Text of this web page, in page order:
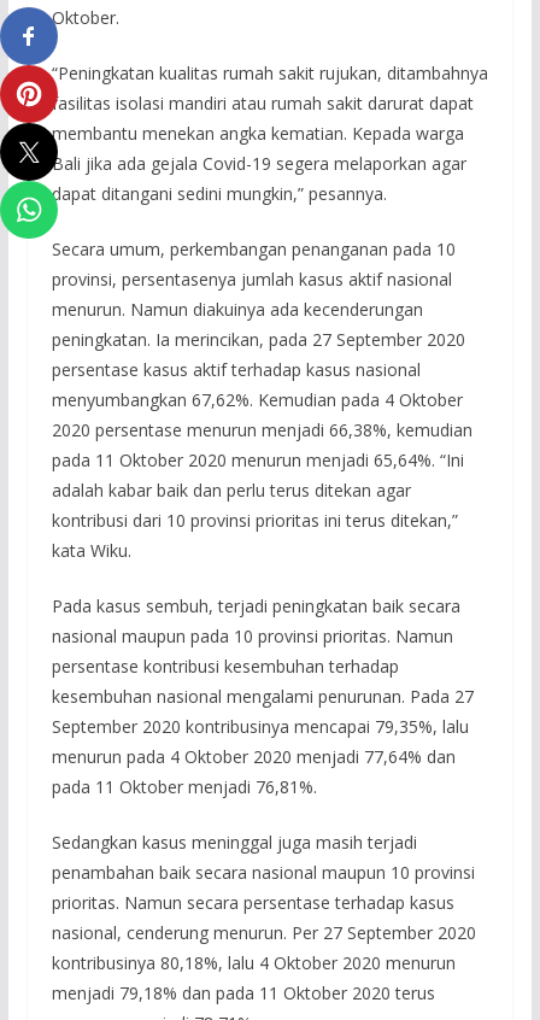
Oktober.
“Peningkatan kualitas rumah sakit rujukan, ditambahnya
fasilitas isolasi mandiri atau rumah sakit darurat dapat
membantu menekan angka kematian. Kepada warga
Bali jika ada gejala Covid-19 segera melaporkan agar
dapat ditangani sedini mungkin,” pesannya.
Secara umum, perkembangan penanganan pada 10
provinsi, persentasenya jumlah kasus aktif nasional
menurun. Namun diakuinya ada kecenderungan
peningkatan. Ia merincikan, pada 27 September 2020
persentase kasus aktif terhadap kasus nasional
menyumbangkan 67,62%. Kemudian pada 4 Oktober
2020 persentase menurun menjadi 66,38%, kemudian
pada 11 Oktober 2020 menurun menjadi 65,64%. “Ini
adalah kabar baik dan perlu terus ditekan agar
kontribusi dari 10 provinsi prioritas ini terus ditekan,”
kata Wiku.
Pada kasus sembuh, terjadi peningkatan baik secara
nasional maupun pada 10 provinsi prioritas. Namun
persentase kontribusi kesembuhan terhadap
kesembuhan nasional mengalami penurunan. Pada 27
September 2020 kontribusinya mencapai 79,35%, lalu
menurun pada 4 Oktober 2020 menjadi 77,64% dan
pada 11 Oktober menjadi 76,81%.
Sedangkan kasus meninggal juga masih terjadi
penambahan baik secara nasional maupun 10 provinsi
prioritas. Namun secara persentase terhadap kasus
nasional, cenderung menurun. Per 27 September 2020
kontribusinya 80,18%, lalu 4 Oktober 2020 menurun
menjadi 79,18% dan pada 11 Oktober 2020 terus